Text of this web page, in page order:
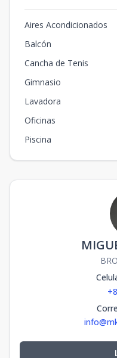
Aires Acondicionados
Balcón
Cancha de Tenis
Gimnasio
Lavadora
Oficinas
Piscina